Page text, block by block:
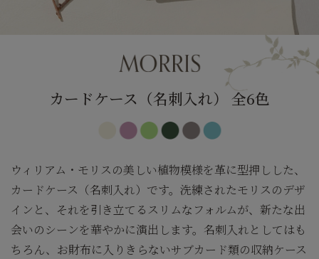
カードケース（名刺入れ） 全6色
ウィリアム・モリスの美しい植物模様を革に型押しした、
カードケース（名刺入れ）です。洗練されたモリスのデザ
インと、それを引き立てるスリムなフォルムが、新たな出
会いのシーンを華やかに演出します。名刺入れとしてはも
ちろん、お財布に入りきらないサブカード類の収納ケース